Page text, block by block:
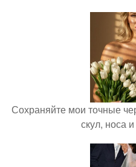
Сохраняйте мои точные
скул, носа